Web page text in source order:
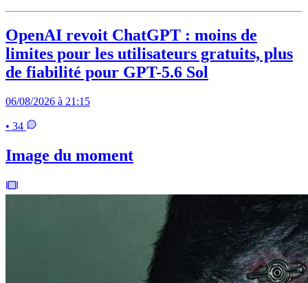
OpenAI revoit ChatGPT : moins de
limites pour les utilisateurs gratuits, plus
de fiabilité pour GPT-5.6 Sol
06/08/2026 à 21:15
• 34
Image du moment